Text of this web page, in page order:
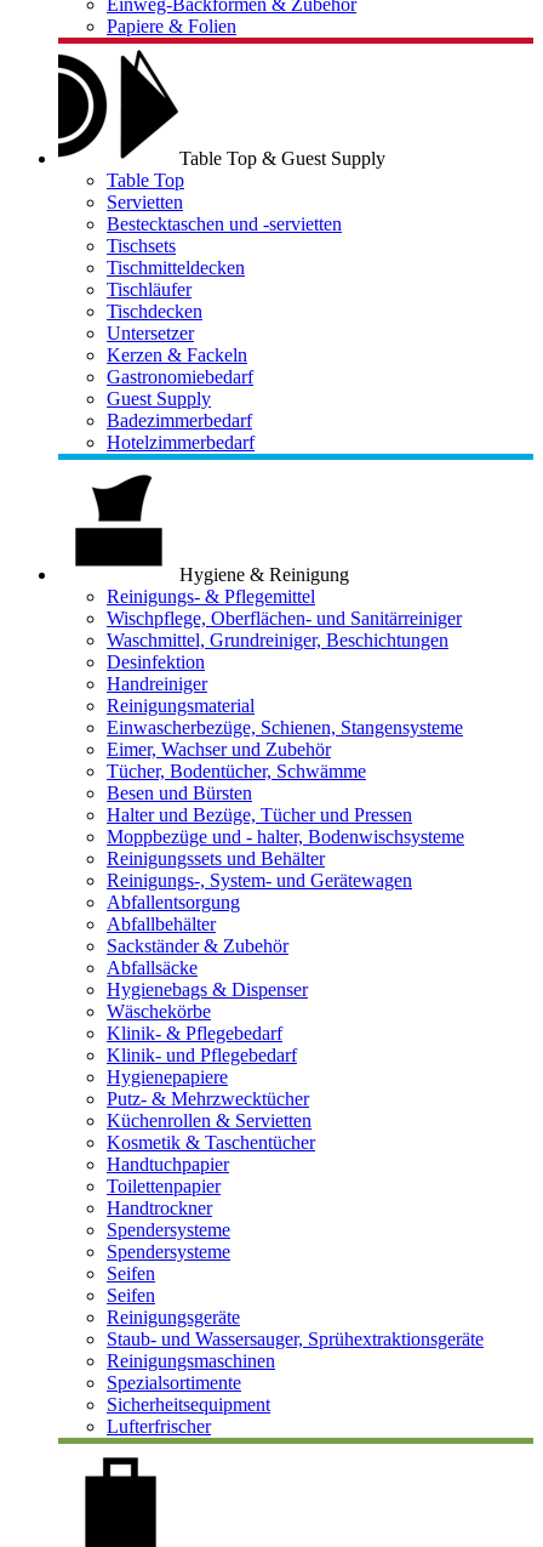
Einweg-Backformen & Zubehör
Papiere & Folien
Table Top & Guest Supply
Table Top
Servietten
Bestecktaschen und -servietten
Tischsets
Tischmitteldecken
Tischläufer
Tischdecken
Untersetzer
Kerzen & Fackeln
Gastronomiebedarf
Guest Supply
Badezimmerbedarf
Hotelzimmerbedarf
Hygiene & Reinigung
Reinigungs- & Pflegemittel
Wischpflege, Oberflächen- und Sanitärreiniger
Waschmittel, Grundreiniger, Beschichtungen
Desinfektion
Handreiniger
Reinigungsmaterial
Einwascherbezüge, Schienen, Stangensysteme
Eimer, Wachser und Zubehör
Tücher, Bodentücher, Schwämme
Besen und Bürsten
Halter und Bezüge, Tücher und Pressen
Moppbezüge und - halter, Bodenwischsysteme
Reinigungssets und Behälter
Reinigungs-, System- und Gerätewagen
Abfallentsorgung
Abfallbehälter
Sackständer & Zubehör
Abfallsäcke
Hygienebags & Dispenser
Wäschekörbe
Klinik- & Pflegebedarf
Klinik- und Pflegebedarf
Hygienepapiere
Putz- & Mehrzwecktücher
Küchenrollen & Servietten
Kosmetik & Taschentücher
Handtuchpapier
Toilettenpapier
Handtrockner
Spendersysteme
Spendersysteme
Seifen
Seifen
Reinigungsgeräte
Staub- und Wassersauger, Sprühextraktionsgeräte
Reinigungsmaschinen
Spezialsortimente
Sicherheitsequipment
Lufterfrischer